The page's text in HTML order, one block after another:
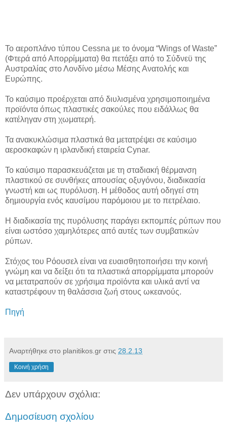
Το αεροπλάνο τύπου Cessna με το όνομα “Wings of Waste”
(Φτερά από Απορρίμματα) θα πετάξει από το Σύδνεϋ της
Αυστραλίας στο Λονδίνο μέσω Μέσης Ανατολής και
Ευρώπης.
Το καύσιμο προέρχεται από διυλισμένα χρησιμοποιημένα
προϊόντα όπως πλαστικές σακούλες που ειδάλλως θα
κατέληγαν στη χωματερή.
Τα ανακυκλώσιμα πλαστικά θα μετατρέψει σε καύσιμο
αεροσκαφών η ιρλανδική εταιρεία Cynar.
Το καύσιμο παρασκευάζεται με τη σταδιακή θέρμανση
πλαστικού σε συνθήκες απουσίας οξυγόνου, διαδικασία
γνωστή και ως πυρόλυση. Η μέθοδος αυτή οδηγεί στη
δημιουργία ενός καυσίμου παρόμοιου με το πετρέλαιο.
Η διαδικασία της πυρόλυσης παράγει εκπομπές ρύπων που
είναι ωστόσο χαμηλότερες από αυτές των συμβατικών
ρύπων.
Στόχος του Ρόουσελ είναι να ευαισθητοποιήσει την κοινή
γνώμη και να δείξει ότι τα πλαστικά απορρίμματα μπορούν
να μετατραπούν σε χρήσιμα προϊόντα και υλικά αντί να
καταστρέφουν τη θαλάσσια ζωή στους ωκεανούς.
Πηγή
Αναρτήθηκε στο planitikos.gr στις 28.2.13
Κοινή χρήση
Δεν υπάρχουν σχόλια:
Δημοσίευση σχολίου